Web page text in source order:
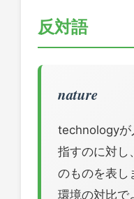
反対語
nature
technologyが
指すのに対し
のものを表し
環境の対比で